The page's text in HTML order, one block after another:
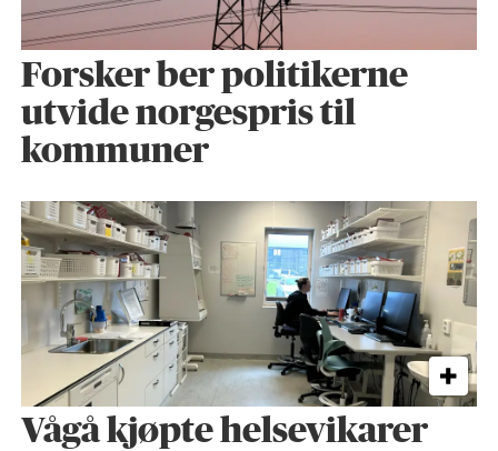
Forsker ber politikerne
utvide norgespris til
kommuner
Vågå kjøpte helse­vikarer